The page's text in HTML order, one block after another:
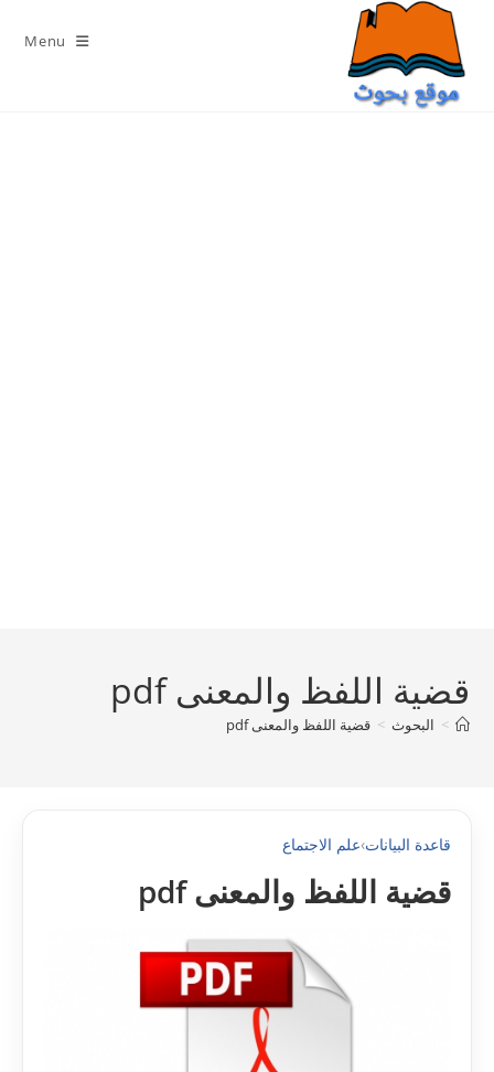
content
Menu
قضية اللفظ والمعنى pdf
> البحوث > قضية اللفظ والمعنى pdf
قاعدة البيانات›علم الاجتماع
قضية اللفظ والمعنى pdf